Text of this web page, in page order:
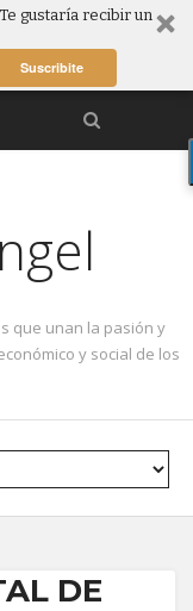
gustaría recibir un
Suscribite
que unan la pasión y
y social de los
DE